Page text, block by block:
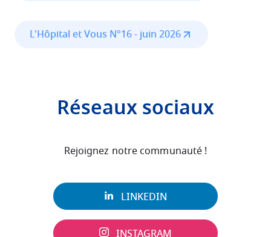
L'Hôpital et Vous N°16 - juin 2026
Réseaux sociaux
Rejoignez notre communauté !
LINKEDIN
INSTAGRAM